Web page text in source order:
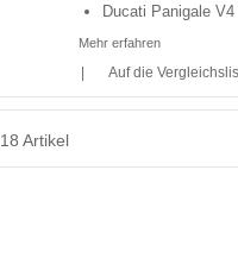
Ducati Panigale
Mehr erfahren
Auf die
18 Artikel